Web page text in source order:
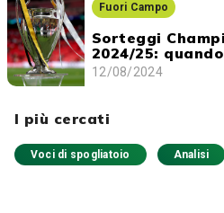
Fuori Campo
Sorteggi
2024/25:
vederli
12/08/2024
I più cercati
Voci di spogliatoio Analisi